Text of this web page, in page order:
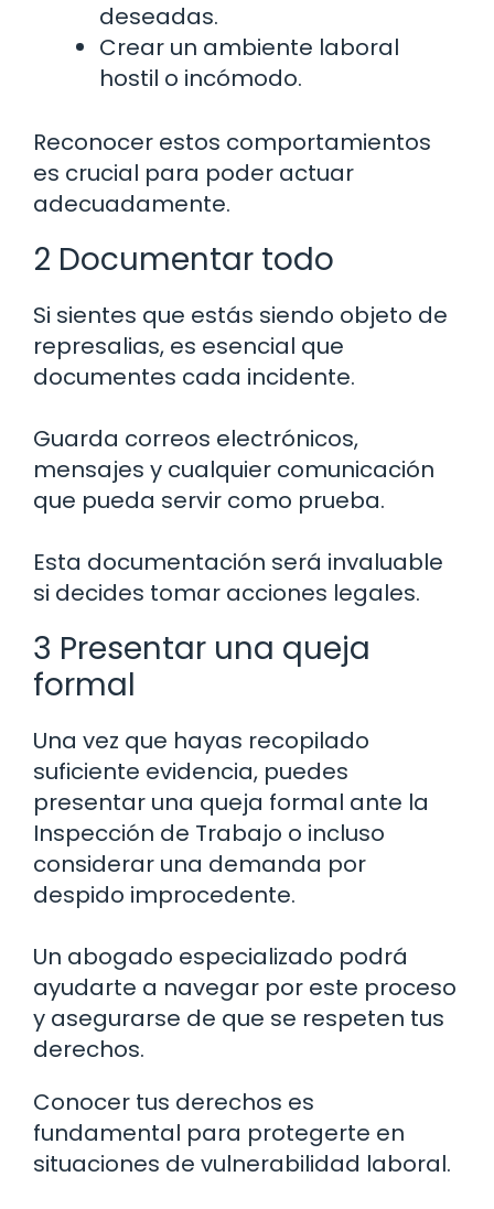
deseadas.
Crear un ambiente laboral
hostil o incómodo.
Reconocer estos comportamientos
es crucial para poder actuar
adecuadamente.
2 Documentar todo
Si sientes que estás siendo objeto de
represalias, es esencial que
documentes cada incidente.
Guarda correos electrónicos,
mensajes y cualquier comunicación
que pueda servir como prueba.
Esta documentación será invaluable
si decides tomar acciones legales.
3 Presentar una queja
formal
Una vez que hayas recopilado
suficiente evidencia, puedes
presentar una queja formal ante la
Inspección de Trabajo o incluso
considerar una demanda por
despido improcedente.
Un abogado especializado podrá
ayudarte a navegar por este proceso
y asegurarse de que se respeten tus
derechos.
Conocer tus derechos es
fundamental para protegerte en
situaciones de vulnerabilidad laboral.